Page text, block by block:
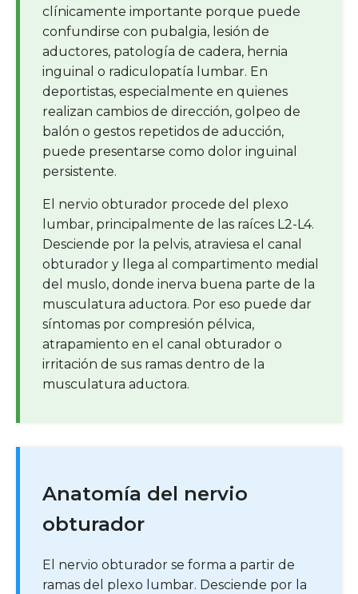
clínicamente importante porque puede
confundirse con pubalgia, lesión de
aductores, patología de cadera, hernia
inguinal o radiculopatía lumbar. En
deportistas, especialmente en quienes
realizan cambios de dirección, golpeo de
balón o gestos repetidos de aducción,
puede presentarse como dolor inguinal
persistente.
El nervio obturador procede del plexo
lumbar, principalmente de las raíces L2-L4.
Desciende por la pelvis, atraviesa el canal
obturador y llega al compartimento medial
del muslo, donde inerva buena parte de la
musculatura aductora. Por eso puede dar
síntomas por compresión pélvica,
atrapamiento en el canal obturador o
irritación de sus ramas dentro de la
musculatura aductora.
Anatomía del nervio
obturador
El nervio obturador se forma a partir de
ramas del plexo lumbar. Desciende por la